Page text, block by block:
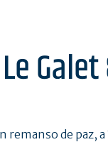
remanso de paz,